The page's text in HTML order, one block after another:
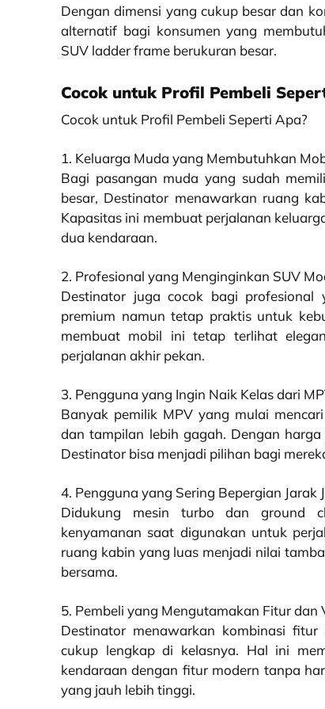
Dengan dimensi yang cukup besar dan
alternatif bagi konsumen yang
SUV ladder frame berukuran besar.
Cocok untuk Profil Pembeli
Cocok untuk Profil Pembeli Seperti Apa?
1. Keluarga Muda yang Membutuhkan
Bagi pasangan muda yang sudah
besar, Destinator menawarkan ruang
Kapasitas ini membuat perjalanan
dua kendaraan.
2. Profesional yang Menginginkan SUV
Destinator juga cocok bagi profesional
premium namun tetap praktis untuk
membuat mobil ini tetap terlihat
perjalanan akhir pekan.
3. Pengguna yang Ingin Naik Kelas dari
Banyak pemilik MPV yang mulai
dan tampilan lebih gagah. Dengan
Destinator bisa menjadi pilihan bagi
4. Pengguna yang Sering Bepergian Jarak
Didukung mesin turbo dan ground
kenyamanan saat digunakan untuk
ruang kabin yang luas menjadi nilai
bersama.
5. Pembeli yang Mengutamakan Fitur dan
Destinator menawarkan kombinasi
cukup lengkap di kelasnya. Hal ini
kendaraan dengan fitur modern tanpa
yang jauh lebih tinggi.